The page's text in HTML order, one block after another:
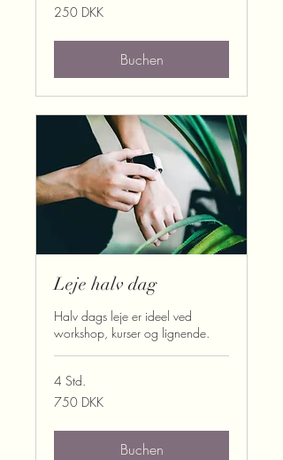
250
Dänische
250 DKK
Buchen
Leje halv dag
Halv dags leje er ideel ved
workshop, kurser og lignende.
4 Std.
750
Dänische
750 DKK
Buchen